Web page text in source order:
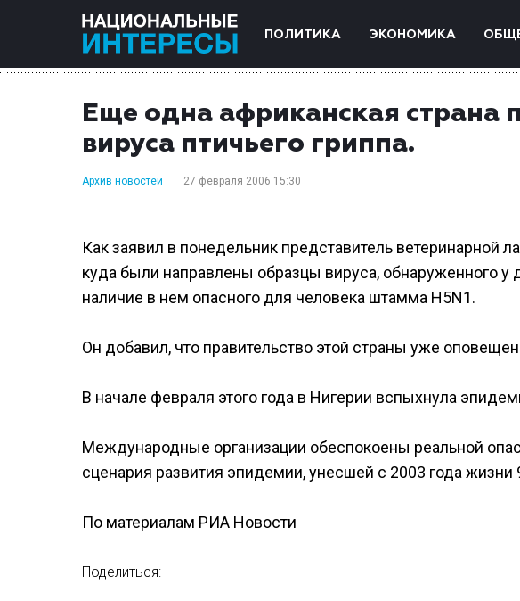
ПОЛИТИКА ЭКОНОМИКА
Еще одна африканская страна
вируса птичьего гриппа.
Архив новостей 27 февраля 2006 15:30
Как заявил в понедельник представитель ветеринарной
куда были направлены образцы вируса, обнаруженного
наличие в нем опасного для человека штамма H5N1.
Он добавил, что правительство этой страны уже
В начале февраля этого года в Нигерии вспыхнула
Международные организации обеспокоены реальной
сценария развития эпидемии, унесшей с 2003 года жизни
По материалам РИА Новости
Поделиться: